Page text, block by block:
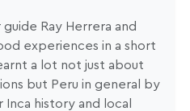
Ray Herrera and
experiences in a short
a lot not just about
but Peru in general by
Inca history and local